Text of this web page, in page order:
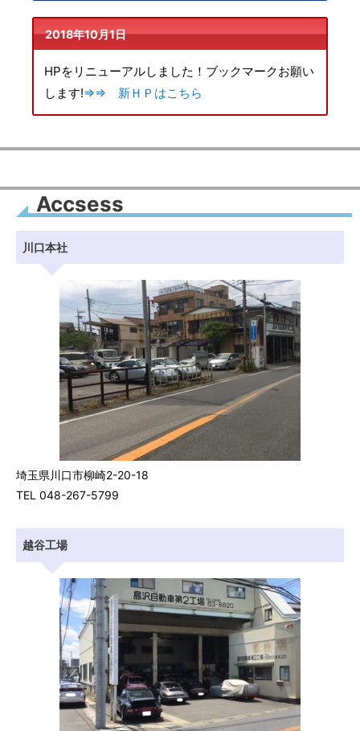
2018年10月1日
HPをリニューアルしました！ブックマークお願い
します!⇒⇒ 新ＨＰはこちら
Accsess
川口本社
埼玉県川口市柳崎2-20-18
TEL 048-267-5799
越谷工場